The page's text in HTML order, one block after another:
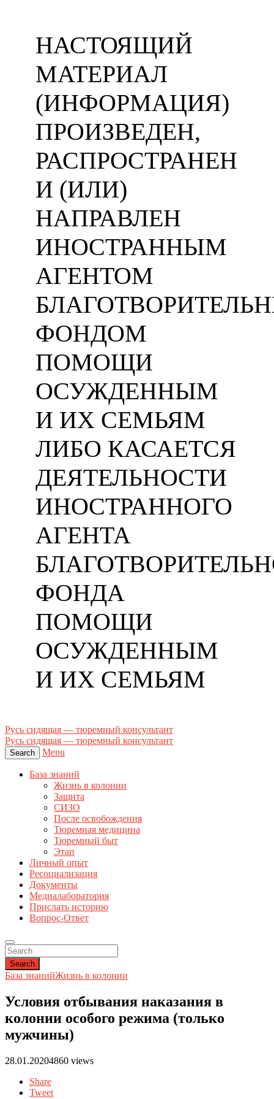
НАСТОЯЩИЙ
МАТЕРИАЛ
(ИНФОРМАЦИЯ)
ПРОИЗВЕДЕН,
РАСПРОСТРАНЕН
И (ИЛИ)
НАПРАВЛЕН
ИНОСТРАННЫМ
АГЕНТОМ
ФОНДОМ
ПОМОЩИ
ОСУЖДЕННЫМ
И ИХ СЕМЬЯМ
ЛИБО КАСАЕТСЯ
ДЕЯТЕЛЬНОСТИ
ИНОСТРАННОГО
АГЕНТА
ФОНДА
ПОМОЩИ
ОСУЖДЕННЫМ
И ИХ СЕМЬЯМ
Русь сидящая — тюремный консультант
Русь сидящая — тюремный консультант
Search Menu
База знаний
Жизнь в колонии
Защита
СИЗО
После освобождения
Тюремная медицина
Тюремный быт
Этап
Личный опыт
Ресоциализация
Документы
Медиалаборатория
Прислать историю
Вопрос-Ответ
Search
База знанийЖизнь в колонии
Условия отбывания наказания в
колонии особого режима (только
мужчины)
28.01.20204860 views
Share
Tweet